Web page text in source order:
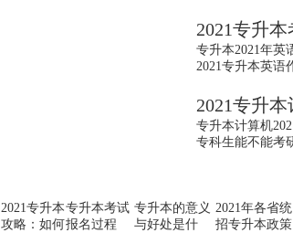
2021专升
专升本2021年英
2021专升本英语
2021专升
专升本计算机
专科生能不能考
2021专升本
攻略：如何
专升本考试
报名过程
专升本的意义
与好处是什
2021年各省统
招专升本政策